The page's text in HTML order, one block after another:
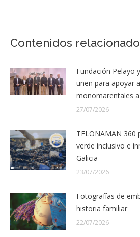
Contenidos
Fundación Pelayo
unen para apoyar
monomarentales
27/07/2026
TELONAMAN
verde inclusivo e
Galicia
23/07/2026
Fotografías de
historia familiar
22/07/2026